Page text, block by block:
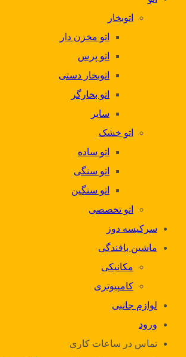
اتوبخار
اتو مخزن دار
اتو پرس
اتوبخار دستی
اتو بخارگر
سایر
اتو خشک
اتو ساده
اتو سنگی
اتو سنگین
اتو تخصصی
سرکیسه دوز
ماشین بافندگی
مکانیکی
کامپیوتری
لوازم جانبی
ورود
تماس در ساعات کاری